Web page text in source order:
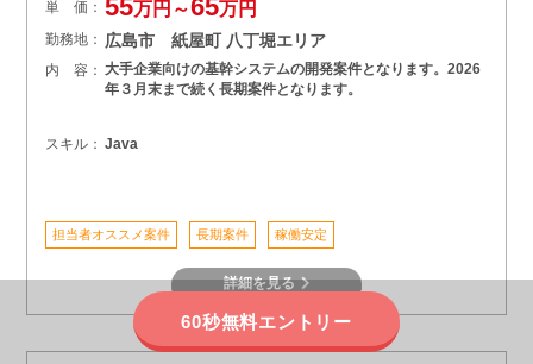
単 価： 55万円～65万円
勤務地： 広島市 紙屋町 八丁堀エリア
内 容： 大手企業向けの基幹システムの開発案件となります。2026
年３月末まで続く長期案件となります。
スキル： Java
担当者オススメ案件 長期案件 稼働安定
詳細を見る
60秒無料エントリー